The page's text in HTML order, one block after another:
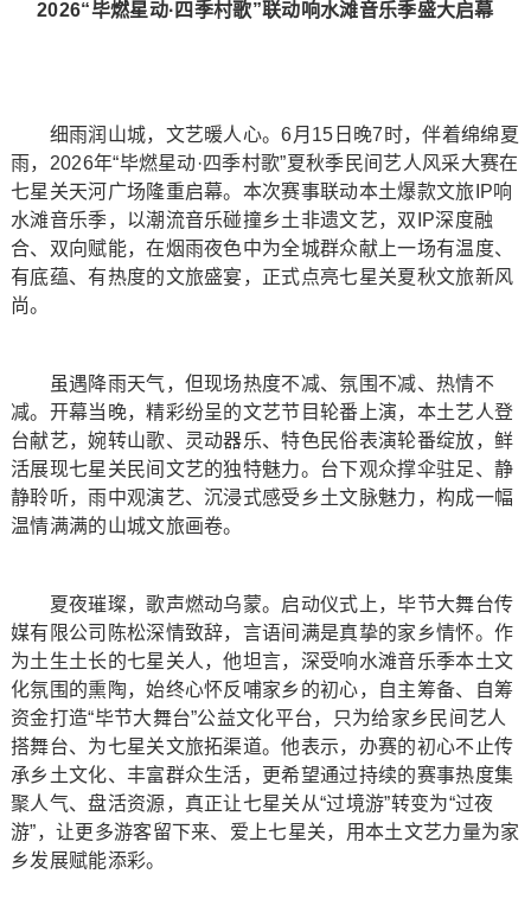
2026“毕燃星动·四季村歌”联动响水滩音乐季盛大启幕
细雨润山城，文艺暖人心。6月15日晚7时，伴着绵绵夏
雨，2026年“毕燃星动·四季村歌”夏秋季民间艺人风采大赛在
七星关天河广场隆重启幕。本次赛事联动本土爆款文旅IP响
水滩音乐季，以潮流音乐碰撞乡土非遗文艺，双IP深度融
合、双向赋能，在烟雨夜色中为全城群众献上一场有温度、
有底蕴、有热度的文旅盛宴，正式点亮七星关夏秋文旅新风
尚。
虽遇降雨天气，但现场热度不减、氛围不减、热情不
减。开幕当晚，精彩纷呈的文艺节目轮番上演，本土艺人登
台献艺，婉转山歌、灵动器乐、特色民俗表演轮番绽放，鲜
活展现七星关民间文艺的独特魅力。台下观众撑伞驻足、静
静聆听，雨中观演艺、沉浸式感受乡土文脉魅力，构成一幅
温情满满的山城文旅画卷。
夏夜璀璨，歌声燃动乌蒙。启动仪式上，毕节大舞台传
媒有限公司陈松深情致辞，言语间满是真挚的家乡情怀。作
为土生土长的七星关人，他坦言，深受响水滩音乐季本土文
化氛围的熏陶，始终心怀反哺家乡的初心，自主筹备、自筹
资金打造“毕节大舞台”公益文化平台，只为给家乡民间艺人
搭舞台、为七星关文旅拓渠道。他表示，办赛的初心不止传
承乡土文化、丰富群众生活，更希望通过持续的赛事热度集
聚人气、盘活资源，真正让七星关从“过境游”转变为“过夜
游”，让更多游客留下来、爱上七星关，用本土文艺力量为家
乡发展赋能添彩。